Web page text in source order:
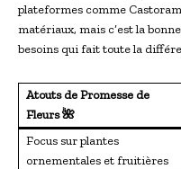
plateformes comme
matériaux, mais c’est la
besoins qui fait toute la
Atouts de Promesse de
Fleurs 🌺
Focus sur plantes
ornementales et fruitières